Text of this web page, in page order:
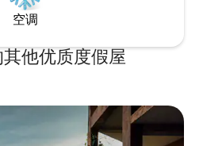
空调
他优质度假屋